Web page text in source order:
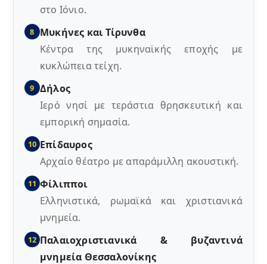
στο Ιόνιο.
8
Μυκήνες και Τίρυνθα
Κέντρα της μυκηναϊκής εποχής με
κυκλώπεια τείχη.
9 Δήλος
Ιερό νησί με τεράστια θρησκευτική και
εμπορική σημασία.
10 Επίδαυρος
Αρχαίο θέατρο με απαράμιλλη ακουστική.
11 Φίλιπποι
Ελληνιστικά, ρωμαϊκά και χριστιανικά
μνημεία.
12 Παλαιοχριστιανικά & βυζαντινά
μνημεία Θεσσαλονίκης